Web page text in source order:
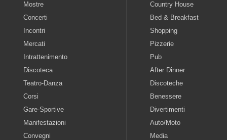
Mostre
Concerti
Incontri
Mercati
Intrattenimento
Discoteca
Teatro-Danza
Corsi
Gare-Sportive
Manifestazioni
Convegni
Country House
Bed & Breakfast
Shopping
Pizzerie
Pub
After Dinner
Discoteche
Benessere
Divertimenti
Auto/Moto
Media